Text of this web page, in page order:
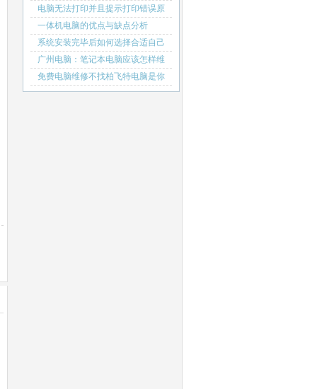
包包月维护服务
电脑无法打印并且提示打印错误原
因分析
一体机电脑的优点与缺点分析
系统安装完毕后如何选择合适自己
系统的杀毒软件
广州电脑：笔记本电脑应该怎样维
修才合理
免费电脑维修不找柏飞特电脑是你
的损失